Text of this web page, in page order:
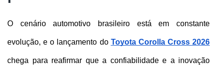
O cenário automotivo brasileiro está em constante
evolução, e o lançamento do Toyota Corolla Cross 2026
chega para reafirmar que a confiabilidade e a inovação